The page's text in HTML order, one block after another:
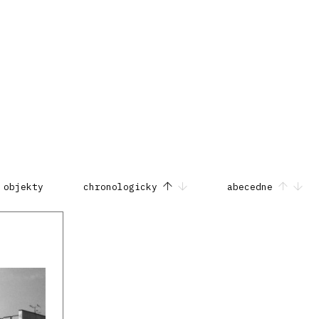
objekty chronologicky abecedne